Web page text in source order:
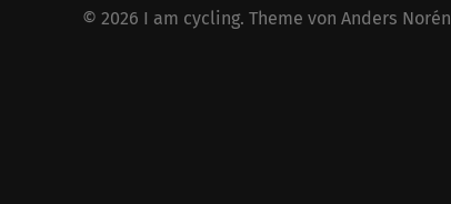
© 2026 I am cycling. Theme von Anders Norén